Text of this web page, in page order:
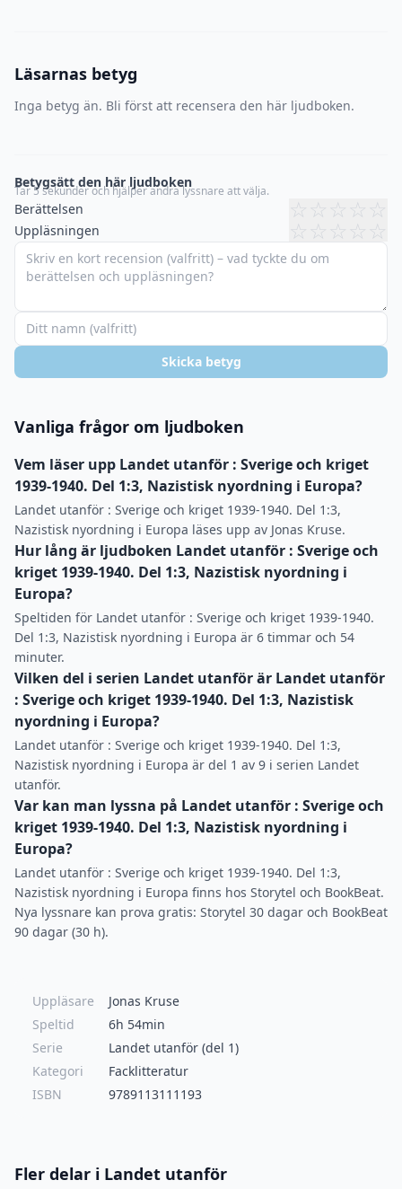
Läsarnas betyg
Inga betyg än. Bli först att recensera den här ljudboken.
Betygsätt den här ljudboken
Tar 5 sekunder och hjälper andra lyssnare att välja.
Berättelsen ☆☆☆☆☆
Uppläsningen ☆ ☆ ☆ ☆ ☆
Skicka betyg
Vanliga frågor om ljudboken
Vem läser upp Landet utanför : Sverige och kriget
1939-1940. Del 1:3, Nazistisk nyordning i Europa?
Landet utanför : Sverige och kriget 1939-1940. Del 1:3,
Nazistisk nyordning i Europa läses upp av Jonas Kruse.
Hur lång är ljudboken Landet utanför : Sverige och
kriget 1939-1940. Del 1:3, Nazistisk nyordning i
Europa?
Speltiden för Landet utanför : Sverige och kriget 1939-1940.
Del 1:3, Nazistisk nyordning i Europa är 6 timmar och 54
minuter.
Vilken del i serien Landet utanför är Landet utanför
: Sverige och kriget 1939-1940. Del 1:3, Nazistisk
nyordning i Europa?
Landet utanför : Sverige och kriget 1939-1940. Del 1:3,
Nazistisk nyordning i Europa är del 1 av 9 i serien Landet
utanför.
Var kan man lyssna på Landet utanför : Sverige och
kriget 1939-1940. Del 1:3, Nazistisk nyordning i
Europa?
Landet utanför : Sverige och kriget 1939-1940. Del 1:3,
Nazistisk nyordning i Europa finns hos Storytel och BookBeat.
Nya lyssnare kan prova gratis: Storytel 30 dagar och BookBeat
90 dagar (30 h).
Uppläsare
Jonas Kruse
Speltid
6h 54min
Serie
Landet utanför (del 1)
Kategori
Facklitteratur
ISBN
9789113111193
Fler delar i Landet utanför